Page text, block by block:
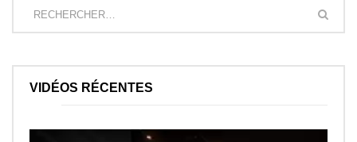
VIDÉOS RÉCENTES